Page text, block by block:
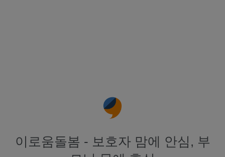
이로움돌봄 - 보호자 맘에 안심, 부